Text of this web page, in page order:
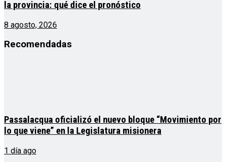
la provincia: qué dice el pronóstico
8 agosto, 2026
Recomendadas
Passalacqua oficializó el nuevo bloque “Movimiento por
lo que viene” en la Legislatura misionera
1 día ago